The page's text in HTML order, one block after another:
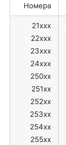
Номера
21xxx
22xxx
23xxx
24xxx
250xx
251xx
252xx
253xx
254xx
255xx